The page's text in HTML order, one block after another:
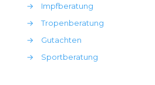
→
Impfberatung
→
Tropenberatung
→
Gutachten
→
Sportberatung